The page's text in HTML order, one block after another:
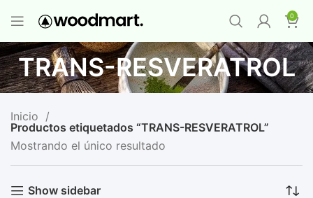
0
TRANS-RESVERATROL
Inicio
Productos etiquetados “TRANS-RESVERATROL”
Mostrando el único resultado
Show sidebar
Premium-Compra 12 unidades y llévate 1
GRATIS ¡LO QUIERO YA